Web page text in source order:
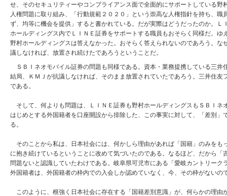
せ、そのセキュリティーやコンプライアンス面で全面的にサポートしている
人権問題に取り組み、「行動規範２０２０」という崇高な人権指針を持ち、
ず、均等に機会を提供」すると書かれている。だが実際はどうだったのか。
ホールディングス内でＬＩＮＥ証券をサポートする職員もおそらく同様だ。
野村ホールディングスは答えなかった。おそらく答えられないのであろう。
議しなければ、放置され続けたであろうということだ。
ＳＢＩネオモバイル証券の問題も同様である。資本・業務提携している三
結局、ＫＭＪが抗議しなければ、そのまま放置されていたであろう。三井住
である。
そして、何よりも問題は、ＬＩＮＥ証券も野村ホールディングスもＳＢＩ
はじめとする外国籍者を口座開設から排除した、この事実に対して、「差別
る。
そのことから私は、日本社会には、何かしら理由があれば「国籍」のみを
に抱き続けているということに改めて気づいたのである。なるほど、だから
問題ないと認識していたわけである。岐阜県可児市にある「愛岐カントリー
外国籍者は、外国籍者の枠内での入会しか認めていなく、今、その枠がない
このように、根強く日本社会に存在する「国籍差別意識」が、何らかの理